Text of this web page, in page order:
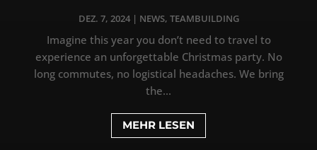
DEZ. 7, 2024| NEWS, TEAMBUILDING
Imagine this year you don’t need to travel to
experience an unforgettable Christmas party. No
long commutes, no logistical headaches. We bring
the...
MEHR LESEN